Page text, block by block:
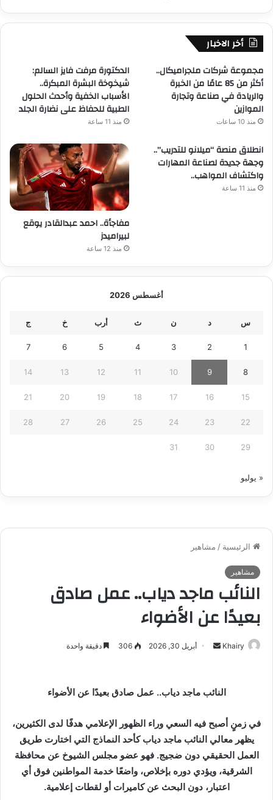
أخر الاخبار
مجموعة شركات ملجراميكال..
أكثر من 85 عامًا من الخبرة
والريادة في صناعة وتجارة
الموازين
منذ 10 ساعات
الدكتورة مرفت فايز السالم:
شيخوخة البشرة المبكرة..
الأسباب الخفية وأحدث الحلول
الطبية للحفاظ على نضارة الجلد
منذ 11 ساعة
انطلاق منصة “ميلانو للتدريب”..
وجهة جديدة لصناعة المهارات
واكتشاف المواهب..
منذ 11 ساعة
مفاجأة.. احمد عبدالقادر يوقع
لبيراميدز
منذ 12 ساعة
أغسطس 2026
س د ن ث أرب خ ج
1
2
3
4
5
6
7
8
9
10
11
12
13
14
15
16
17
18
19
20
21
22
23
24
25
26
27
28
29
30
31
« يوليو